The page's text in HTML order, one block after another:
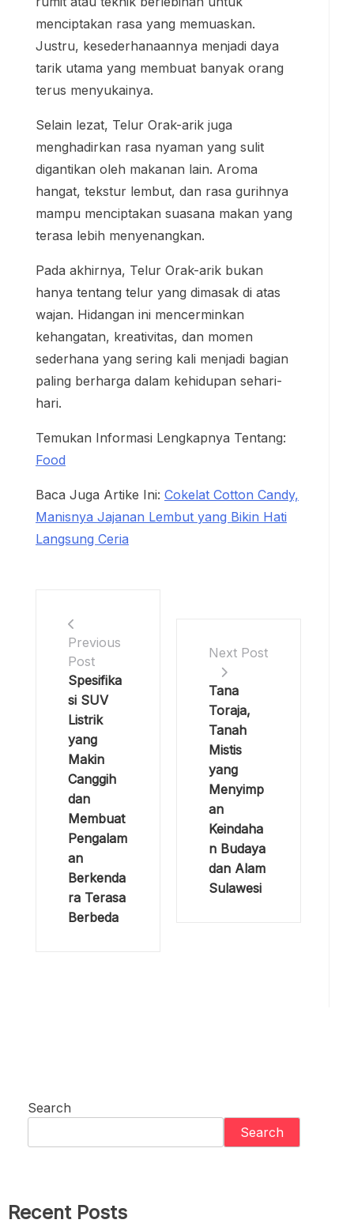
menciptakan rasa yang memuaskan.
Justru, kesederhanaannya menjadi daya
tarik utama yang membuat banyak orang
terus menyukainya.
Selain lezat, Telur Orak-arik juga
menghadirkan rasa nyaman yang sulit
digantikan oleh makanan lain. Aroma
hangat, tekstur lembut, dan rasa gurihnya
mampu menciptakan suasana makan yang
terasa lebih menyenangkan.
Pada akhirnya, Telur Orak-arik bukan
hanya tentang telur yang dimasak di atas
wajan. Hidangan ini mencerminkan
kehangatan, kreativitas, dan momen
sederhana yang sering kali menjadi bagian
paling berharga dalam kehidupan sehari-
hari.
Temukan Informasi Lengkapnya Tentang:
Food
Baca Juga Artike Ini: Cokelat Cotton Candy,
Manisnya Jajanan Lembut yang Bikin Hati
Langsung Ceria
Previous
Post
Spesifika
si SUV
Listrik
yang
Makin
Canggih
dan
Membuat
Pengalam
an
Berkenda
ra Terasa
Berbeda
Next Post
Tana
Toraja,
Tanah
Mistis
yang
Menyimp
an
Keindaha
n Budaya
dan Alam
Sulawesi
Search
Search
Recent Posts